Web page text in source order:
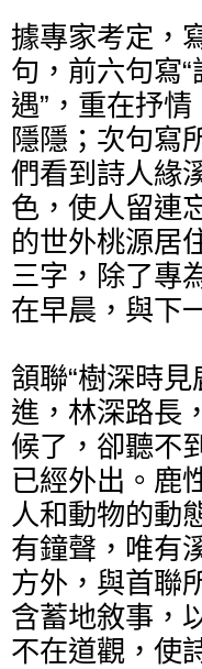
據專家考定，
句，前六句寫
遇”，重在抒
隱隱；次句寫
們看到詩人緣
色，使人留連
的世外桃源居
三字，除了專
在早晨，與下
頷聯“樹深時
進，林深路長
候了，卻聽不
已經外出。鹿
人和動物的動
有鐘聲，唯有
方外，與首聯
含蓄地敘事，
不在道觀，使